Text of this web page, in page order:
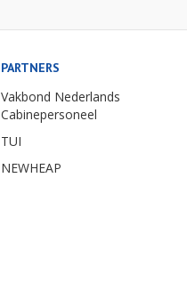
PARTNERS
Vakbond Nederlands
Cabinepersoneel
TUI
NEWHEAP